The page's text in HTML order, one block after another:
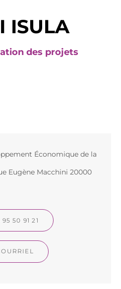
ISULA
des projets
Économique de la
Eugène Macchini 20000
50 91 21